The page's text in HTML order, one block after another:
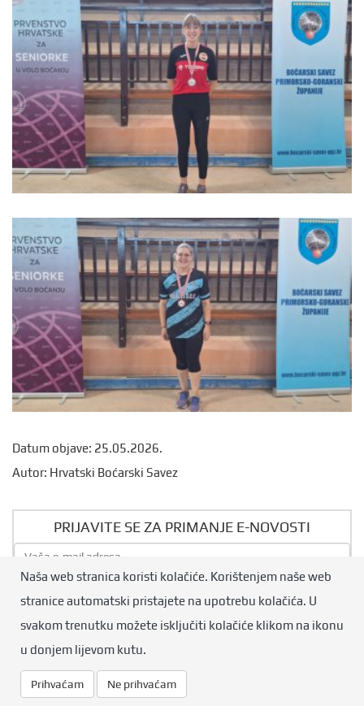
Datum objave: 25.05.2026.
Autor: Hrvatski Boćarski Savez
PRIJAVITE SE ZA PRIMANJE E-NOVOSTI
Pošalji
Design by:
Naša web stranica koristi kolačiće. Korištenjem naše web
stranice automatski pristajete na upotrebu kolačića. U
svakom trenutku možete isključiti kolačiće klikom na ikonu
u donjem lijevom kutu.
Prihvaćam Ne prihvaćam